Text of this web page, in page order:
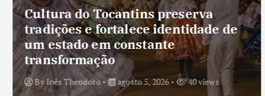
Cultura do Tocantins preserva
tradições e fortalece identidade de
um estado em constante
transformação
ByInês Theodoro agosto 5, 2026 40 views